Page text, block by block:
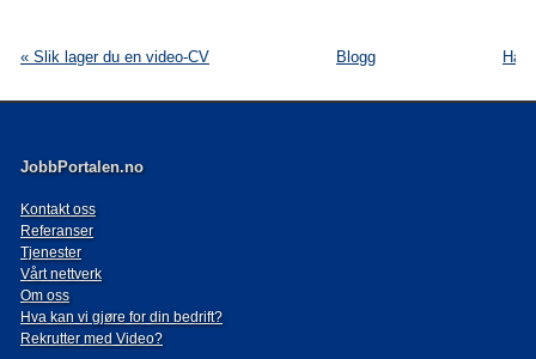
« Slik lager du en video-CV Blogg Har
JobbPortalen.no
Kontakt oss
Referanser
Tjenester
Vårt nettverk
Om oss
Hva kan vi gjøre for din bedrift?
Rekrutter med Video?